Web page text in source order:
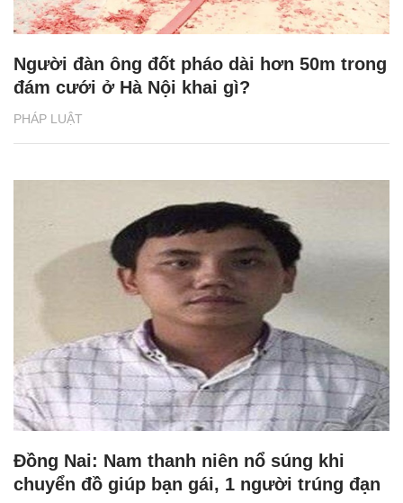
PHÁP LUẬT
Người đàn ông đốt pháo dài hơn 50m trong
đám cưới ở Hà Nội khai gì?
Đồng Nai: Nam thanh niên nổ súng khi
chuyển đồ giúp bạn gái, 1 người trúng đạn